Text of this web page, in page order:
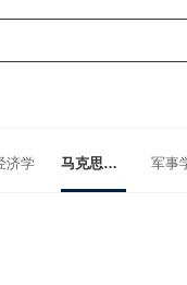
济学 马克思主义理论 军事